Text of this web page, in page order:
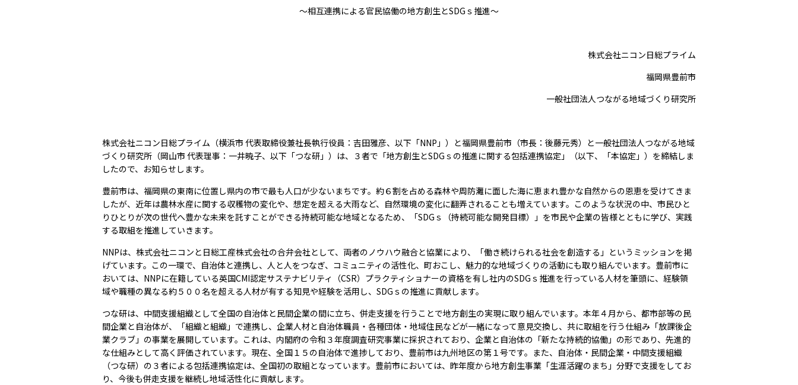
～相互連携による官民協働の地方創生とSDG ｓ推進～
株式会社ニコン日総プライム
福岡県豊前市
一般社団法人つながる地域づくり研究所
株式会社ニコン日総プライム（横浜市 代表取締役兼社長執行役員：吉田雅彦、以下「NNP 」）と福岡県豊前市（市長：後藤元秀）と一般社団法人つながる地域
づくり研究所（岡山市 代表理事：一井暁子、以下「つな研」）は、３者で「地方創生とSDG ｓの推進に関する包括連携協定」（以下、「本協定」）を締結しま
したので、お知らせします。
豊前市は、福岡県の東南に位置し県内の市で最も人口が少ないまちです。約６割を占める森林や周防灘に面した海に恵まれ豊かな自然からの恩恵を受けてきま
したが、近年は農林水産に関する収穫物の変化や、想定を超える大雨など、自然環境の変化に翻弄されることも増えています。このような状況の中、市民ひと
りひとりが次の世代へ豊かな未来を託すことができる持続可能な地域となるため、「SDG ｓ（持続可能な開発目標）」を市民や企業の皆様とともに学び、実践
する取組を推進していきます。
NNPは、株式会社ニコンと日総工産株式会社の合弁会社として、両者のノウハウ融合と協業により、「働き続けられる社会を創造する」というミッションを掲
げています。この一環で、自治体と連携し、人と人をつなぎ、コミュニティの活性化、町おこし、魅力的な地域づくりの活動にも取り組んでいます。豊前市に
おいては、 NNPに在籍している英国CMI認定サステナビリティ（CSR）プラクティショナーの資格を有し社内のSDG ｓ推進を行っている人材を筆頭に、経験領
域や職種の異なる約５００名を超える人材が有する知見や経験を活用し、 SDG ｓの推進に貢献します。
つな研は、中間支援組織として全国の自治体と民間企業の間に立ち、併走支援を行うことで地方創生の実現に取り組んでいます。本年４月から、都市部等の民
間企業と自治体が、「組織と組織」で連携し、企業人材と自治体職員・各種団体・地域住民などが一緒になって意見交換し、共に取組を行う仕組み「放課後企
業クラブ」の事業を展開しています。これは、内閣府の令和３年度調査研究事業に採択されており、企業と自治体の「新たな持続的協働」の形であり、先進的
な仕組みとして高く評価されています。現在、全国１５の自治体で進捗しており、豊前市は九州地区の第１号です。また、自治体・民間企業・中間支援組織
（つな研）の３者による包括連携協定は、全国初の取組となっています。豊前市においては、昨年度から地方創生事業「生涯活躍のまち」分野で支援をしてお
り、今後も併走支援を継続し地域活性化に貢献します。